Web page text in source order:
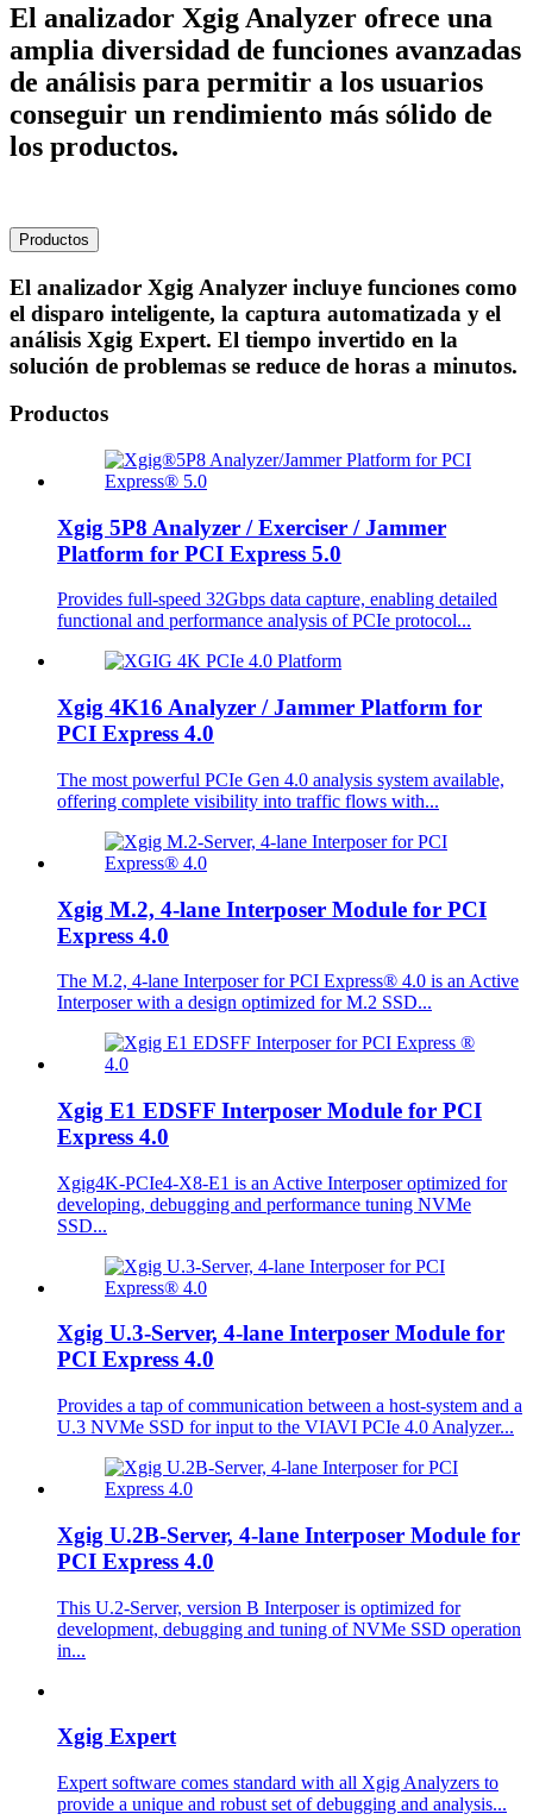
El analizador Xgig Analyzer ofrece una
amplia diversidad de funciones avanzadas
de análisis para permitir a los usuarios
conseguir un rendimiento más sólido de
los productos.
Productos
El analizador Xgig Analyzer incluye funciones como
el disparo inteligente, la captura automatizada y el
análisis Xgig Expert. El tiempo invertido en la
solución de problemas se reduce de horas a minutos.
Productos
Xgig 5P8 Analyzer / Exerciser / Jammer
Platform for PCI Express 5.0
Provides full-speed 32Gbps data capture, enabling detailed
functional and performance analysis of PCIe protocol...
Xgig 4K16 Analyzer / Jammer Platform for
PCI Express 4.0
The most powerful PCIe Gen 4.0 analysis system available,
offering complete visibility into traffic flows with...
Xgig M.2, 4-lane Interposer Module for PCI
Express 4.0
The M.2, 4-lane Interposer for PCI Express® 4.0 is an Active
Interposer with a design optimized for M.2 SSD...
Xgig E1 EDSFF Interposer Module for PCI
Express 4.0
Xgig4K-PCIe4-X8-E1 is an Active Interposer optimized for
developing, debugging and performance tuning NVMe
SSD...
Xgig U.3-Server, 4-lane Interposer Module for
PCI Express 4.0
Provides a tap of communication between a host-system and a
U.3 NVMe SSD for input to the VIAVI PCIe 4.0 Analyzer...
Xgig U.2B-Server, 4-lane Interposer Module for
PCI Express 4.0
This U.2-Server, version B Interposer is optimized for
development, debugging and tuning of NVMe SSD operation
in...
Xgig Expert
Expert software comes standard with all Xgig Analyzers to
provide a unique and robust set of debugging and analysis...